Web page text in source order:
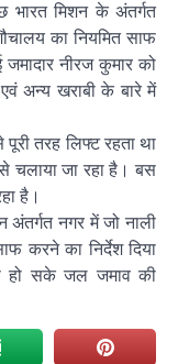
भारत मिशन के अंतर्गत
का नियमित साफ
नीरज कुमार को
अन्य खराबी के बारे में
तरह लिफ्ट रहता था
चलाया जा रहा है। बस
है।
अंतर्गत नगर में जो नाली
करने का निर्देश दिया
हो सके जल जमाव की